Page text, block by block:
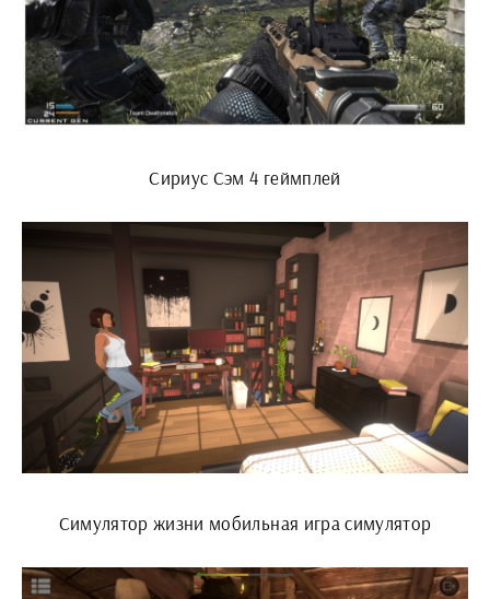
Сириус Сэм 4 геймплей
Симулятор жизни мобильная игра симулятор